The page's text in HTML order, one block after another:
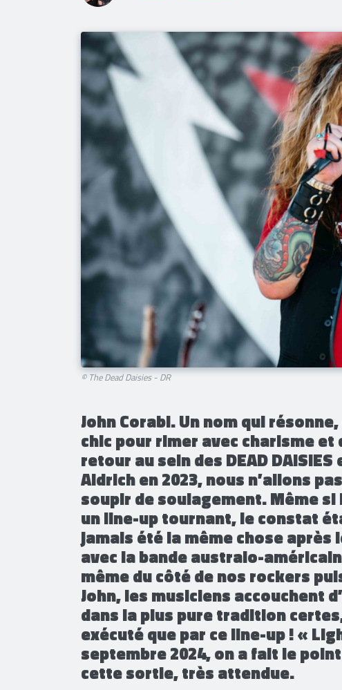
John Corabi. Un nom qui
chic pour rimer avec charisme
retour au sein des DEAD
Aldrich en 2023, nous n’allons
soupir de soulagement. Même si
un line-up tournant, le constat
jamais été la même chose après
avec la bande australo-
même du côté de nos rockers
John, les musiciens accouchent
dans la plus pure tradition
exécuté que par ce line-up ! «